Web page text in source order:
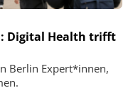
Digital Health trifft
Berlin Expert*innen,